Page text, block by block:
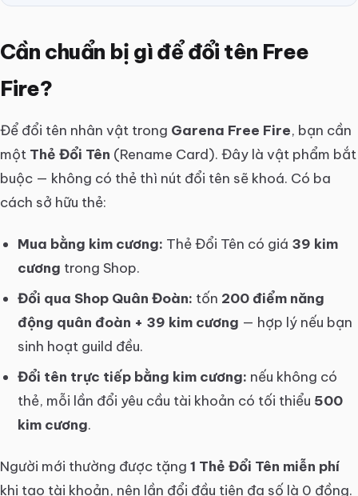
Cần chuẩn bị gì để đổi tên Free
Fire?
Để đổi tên nhân vật trong Garena Free Fire, bạn cần
một Thẻ Đổi Tên (Rename Card). Đây là vật phẩm bắt
buộc — không có thẻ thì nút đổi tên sẽ khoá. Có ba
cách sở hữu thẻ:
Mua bằng kim cương: Thẻ Đổi Tên có giá 39 kim
cương trong Shop.
Đổi qua Shop Quân Đoàn: tốn 200 điểm năng
động quân đoàn + 39 kim cương — hợp lý nếu bạn
sinh hoạt guild đều.
Đổi tên trực tiếp bằng kim cương: nếu không có
thẻ, mỗi lần đổi yêu cầu tài khoản có tối thiểu 500
kim cương.
Người mới thường được tặng 1 Thẻ Đổi Tên miễn phí
khi tạo tài khoản, nên lần đổi đầu tiên đa số là 0 đồng.